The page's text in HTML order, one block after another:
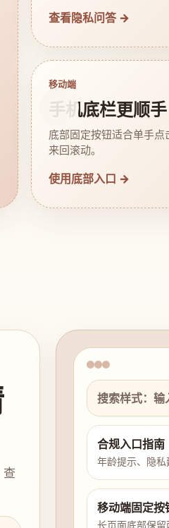
查看隐私问答 →
移动端
手机底栏更顺手
底部固定按钮适合单手点
来回滚动。
使用底部入口 →
查
搜索样式：输
合规入口指南
年龄提示、隐私
移动端固定按
长页面底部保留